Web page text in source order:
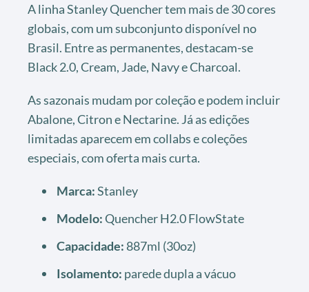
A linha Stanley Quencher tem mais de 30 cores
globais, com um subconjunto disponível no
Brasil. Entre as permanentes, destacam-se
Black 2.0, Cream, Jade, Navy e Charcoal.
As sazonais mudam por coleção e podem incluir
Abalone, Citron e Nectarine. Já as edições
limitadas aparecem em collabs e coleções
especiais, com oferta mais curta.
Marca:Stanley
Modelo:Quencher H2.0 FlowState
Capacidade: 887ml (30oz)
Isolamento: parede dupla a vácuo